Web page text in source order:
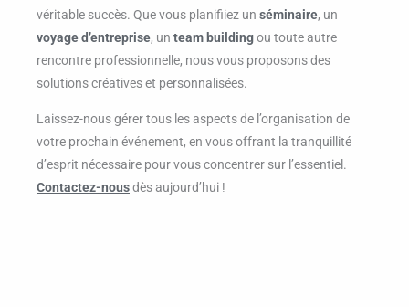
véritable succès. Que vous planifiiez un séminaire, un
voyage d’entreprise, un team buildingou toute autre
rencontre professionnelle, nous vous proposons des
solutions créatives et personnalisées.
Laissez-nous gérer tous les aspects de l’organisation de
votre prochain événement, en vous offrant la tranquillité
d’esprit nécessaire pour vous concentrer sur l’essentiel.
Contactez-nousdès aujourd’hui !